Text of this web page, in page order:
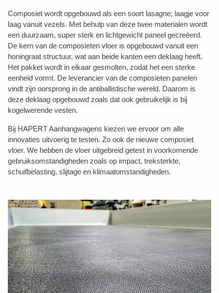
Composiet wordt opgebouwd als een soort lasagne; laagje voor
laag vanuit vezels. Met behulp van deze twee materialen wordt
een duurzaam, super sterk en lichtgewicht paneel gecreëerd.
De kern van de composieten vloer is opgebouwd vanuit een
honingraat structuur, wat aan beide kanten een deklaag heeft.
Het pakket wordt in elkaar gesmolten, zodat het een sterke
eenheid vormt. De leverancier van de composieten panelen
vindt zijn oorsprong in de antiballistische wereld. Daarom is
deze deklaag opgebouwd zoals dat ook gebruikelijk is bij
kogelwerende vesten.
Bij HAPERT Aanhangwagens kiezen we ervoor om alle
innovaties uitvoerig te testen. Zo ook de nieuwe composiet
vloer. We hebben de vloer uitgebreid getest in voorkomende
gebruiksomstandigheden zoals op impact, treksterkte,
schuifbelasting, slijtage en klimaatomstandigheden.